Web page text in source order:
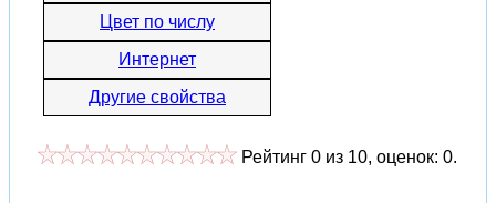
Цвет по числу
Интернет
Другие свойства
Рейтинг 0 из 10, оценок: 0.